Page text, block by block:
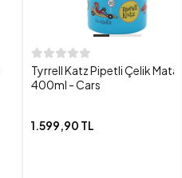
Tyrrell Katz Pipetli Çelik
400ml - Cars
1.599,90 TL